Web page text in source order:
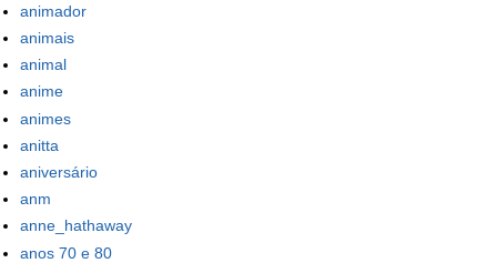
animador
animais
animal
anime
animes
anitta
aniversário
anm
anne_hathaway
anos 70 e 80